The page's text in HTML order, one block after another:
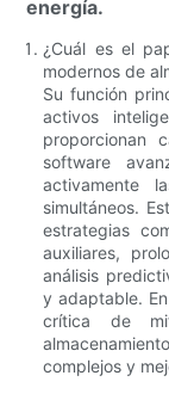
energía.
¿Cuál es el
modernos de
Su función
activos
proporcionan
software
activamente
simultáneos.
estrategias
auxiliares,
análisis
y adaptable.
crítica de
complejos y